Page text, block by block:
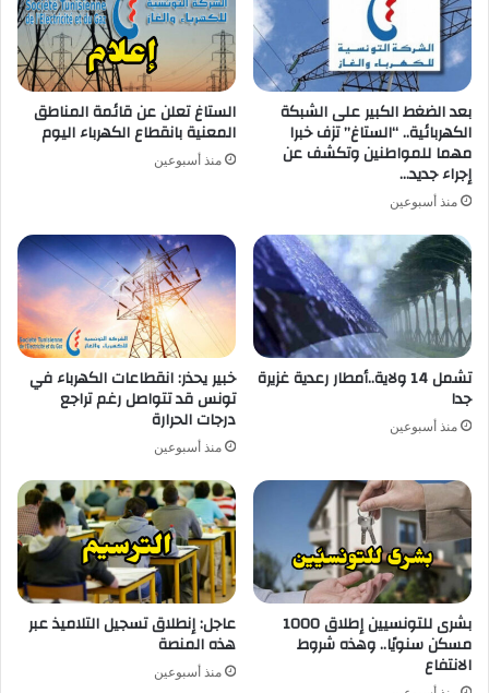
بعد الضغط الكبير على الشبكة
الكهربائية.. “الستاغ” تزف خبرا
مهما للمواطنين وتكشف عن
إجراء جديد…
منذ أسبوعين
الستاغ تعلن عن قائمة المناطق
المعنية بانقطاع الكهرباء اليوم
منذ أسبوعين
تشمل 14 ولاية..أمطار رعدية غزيرة
جدا
منذ أسبوعين
خبير يحذر: انقطاعات الكهرباء في
تونس قد تتواصل رغم تراجع
درجات الحرارة
منذ أسبوعين
بشرى للتونسيين إطلاق 1000
مسكن سنويًا.. وهذه شروط
الانتفاع
عاجل: إنطلاق تسجيل التلاميذ عبر
هذه المنصة
منذ أسبوعين